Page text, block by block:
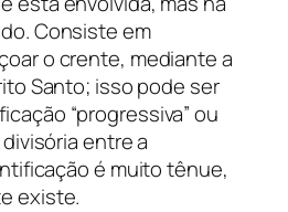
Consiste em
o crente, mediante a
Santo; isso pode ser
“progressiva” ou
divisória entre a
é muito tênue,
existe.